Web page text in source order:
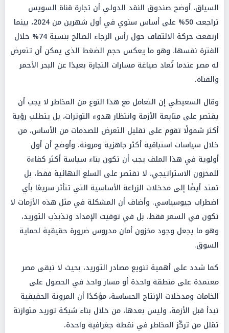
السياق، أوضح صندوق النقد الدولي أن تجارة قناة السويس
تراجعت 50% على أساس سنوي في أول شهرين من 2024، بينما
ارتفعت حركة الالتفاف حول رأس الرجاء الصالح بنسبة 74% خلال
الفترة نفسها، وهو ما يعكس حجم الضغط الذي يمكن أن تتعرض
له مصر عندما تُعاد صياغة مسارات التجارة بعيدًا عن البحر الأحمر
والقناة.
وقال السعيطي إن التعامل مع هذا النوع من المخاطر لا يجب أن
يقتصر على متابعة الأزمة وانتظار هدوء التوترات، بل يتطلب رؤية
أكثر شمولًا تقوم على تقليل التعرض للصدمات من الأساس، من
خلال سياسات استباقية أكثر جاهزية ومرونة. وأوضح أن أول
أولوية في هذا الملف يجب أن تكون بناء سياسة أكثر كفاءة
للمخزون الاستراتيجي، لا تقتصر على السلع النهائية فقط، بل
تمتد أيضًا إلى مدخلات الزراعة الأساسية التي تتأثر سريعًا بأي
اضطراب جيوسياسي. وأضاف أن المشكلة في مثل هذه الأزمات لا
تكون في السعر فقط، بل في توقيت الإمداد وتذبذب التوريد،
وهو ما يجعل وجود مخزون أمان مدروس ضرورة حقيقية لحماية
السوق.
كما شدد على أهمية تنويع مصادر التوريد، بحيث لا تبقى مصر
معتمدة على منطقة واحدة أو مسار واحد في الحصول على
الخامات ومدخلات الإنتاج الحساسة، مؤكدًا أن المرونة الحقيقية
تبدأ قبل الأزمة، وليس بعدها، من خلال بناء شبكة توريد متوازنة
تقلل من تركّز المخاطر في نقطة جغرافية واحدة.